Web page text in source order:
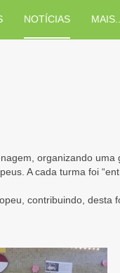
NOTÍCIAS MAIS...
organizando uma
A cada turma foi
contribuindo, desta